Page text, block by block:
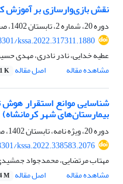
نقش بازی‌وارسازی بر آموزش
دوره 20، شماره 2، تابستان 1402، صفحه
kssa.2022.317311.1880
عطیه خدایی، نادر نادری، مهدی
مشاهده مقاله
اصل مقاله K
شناسایی موانع استقرار هوش
بیمارستان‌های شهر کرمانشاه)
دوره 20، ویژه نامه، تابستان 1402، صفحه
kssa.2022.338583.2076
مهتاب مرتضایی، محمدجواد
مشاهده مقاله
اصل مقاله M